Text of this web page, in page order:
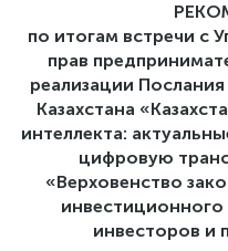
Аппарат бизнес-
Приказы, распоряжения
Документы бизнес-
Нормативно-правовая
О проекте
Стратегия бизнес-
предпринимательства
Меморандум о взаимном
поддержки цифрового
Виртуальная приемная
Блог / Вопрос-ответ
Часто задаваемые
Реестр проблем
Обратная связь
Пресс-центр
Новости
Пресс-релизы
СМИ об омбудсмене
Фотогалерея
Контакты
по итогам встречи с
прав
реализации
Казахстана
интеллекта:
цифровую
«Верховенство
инвесторов и